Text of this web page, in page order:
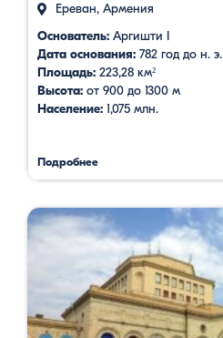
Ереван, Армения
Основатель: Аргишти I
Дата основания: 782 год до н. э.
Площадь: 223,28 км²
Высота: от 900 до 1300 м
Население: 1,075 млн.
Подробнее